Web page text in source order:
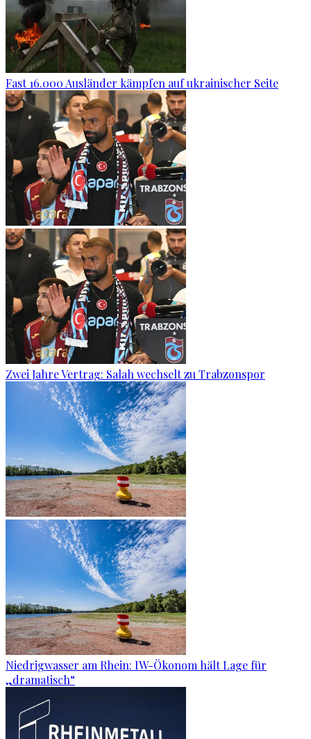
Fast 16.000 Ausländer kämpfen auf ukrainischer Seite
Zwei Jahre Vertrag: Salah wechselt zu Trabzonspor
Niedrigwasser am Rhein: IW-Ökonom hält Lage für
„dramatisch“